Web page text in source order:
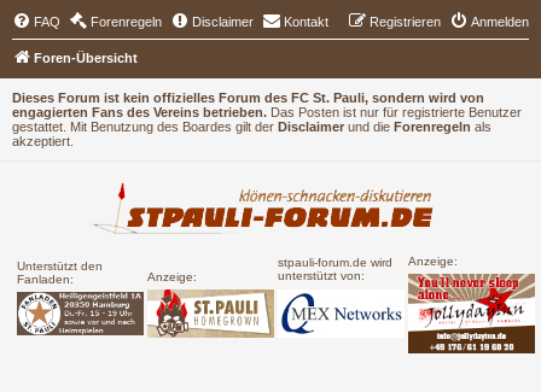
Dieses Forum ist kein offizielles Forum des FC St. Pauli, sondern wird von
engagierten Fans des Vereins betrieben. Das Posten ist nur für registrierte Benutzer
gestattet. Mit Benutzung des Boardes gilt der Disclaimer und die Forenregeln als
akzeptiert.
Unterstützt den
Fanladen:
Anzeige:
stpauli-forum.de wird
unterstützt von:
Anzeige:
FAQ Forenregeln Disclaimer Kontakt Anmelden
Registrieren
Foren-Übersicht